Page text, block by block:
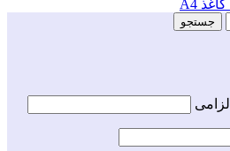
جستجو
الزامی